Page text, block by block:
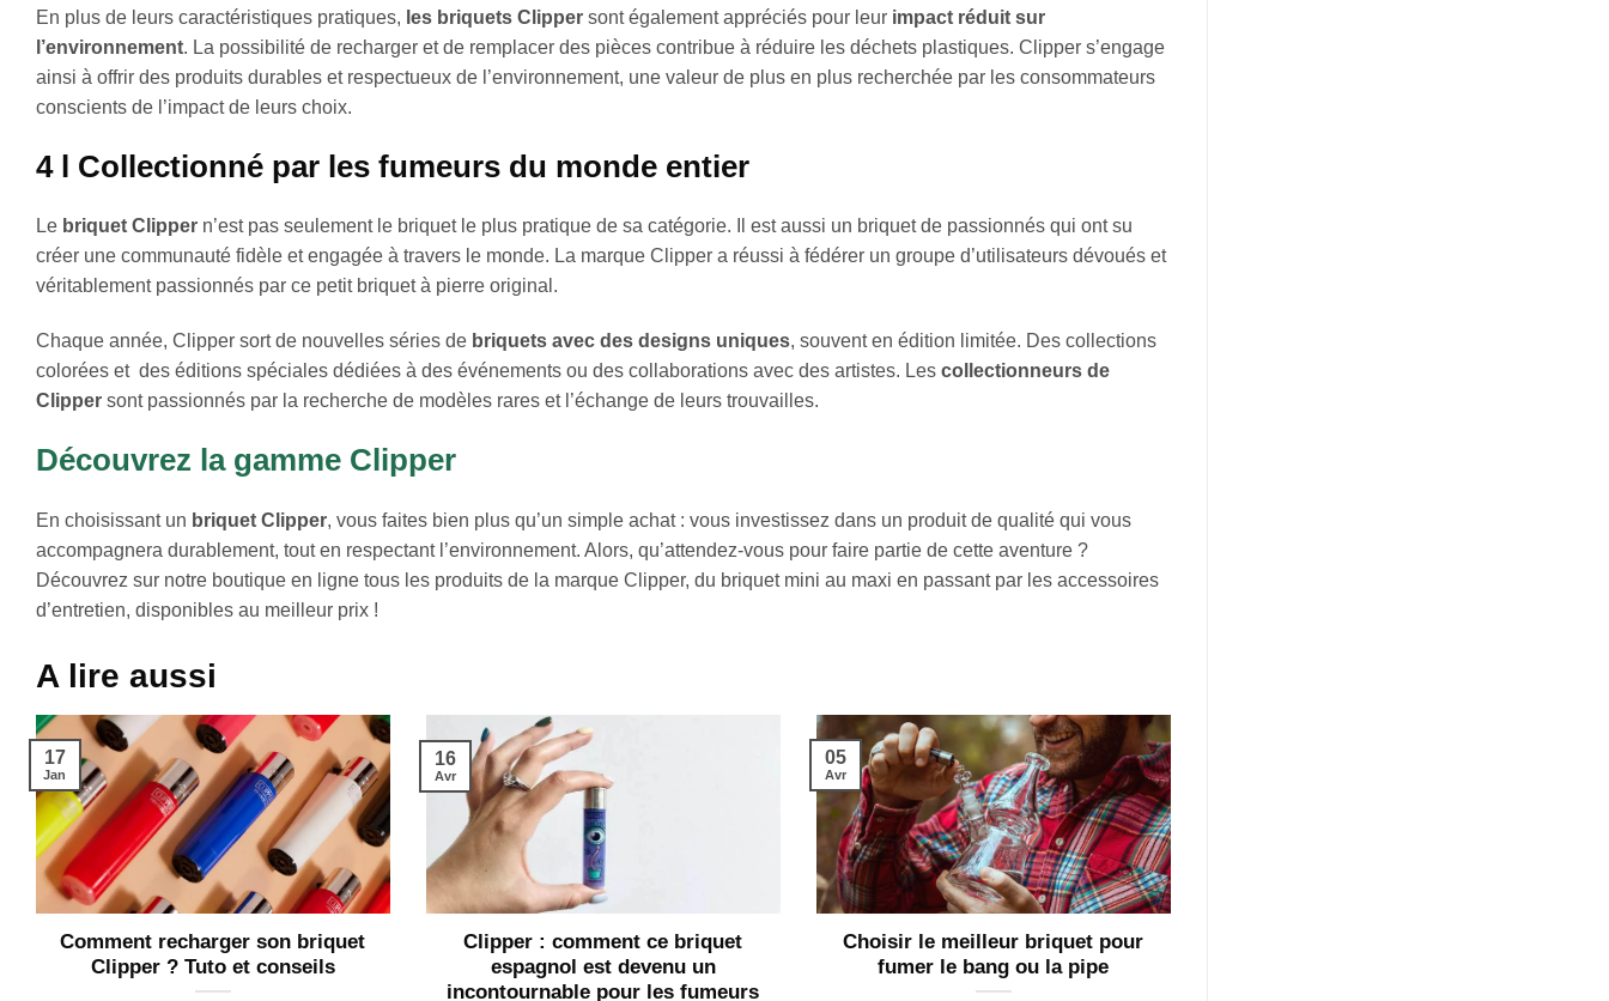
En plus de leurs caractéristiques pratiques, les briquets Clipper sont également appréciés pour leur impact réduit sur
l’environnement. La possibilité de recharger et de remplacer des pièces contribue à réduire les déchets plastiques. Clipper s’engage
ainsi à offrir des produits durables et respectueux de l’environnement, une valeur de plus en plus recherchée par les consommateurs
conscients de l’impact de leurs choix.
4 l Collectionné par les fumeurs du monde entier
Le briquet Clipper n’est pas seulement le briquet le plus pratique de sa catégorie. Il est aussi un briquet de passionnés qui ont su
créer une communauté fidèle et engagée à travers le monde. La marque Clipper a réussi à fédérer un groupe d’utilisateurs dévoués et
véritablement passionnés par ce petit briquet à pierre original.
Chaque année, Clipper sort de nouvelles séries de briquets avec des designs uniques, souvent en édition limitée. Des collections
colorées et des éditions spéciales dédiées à des événements ou des collaborations avec des artistes. Les collectionneurs de
Clipper sont passionnés par la recherche de modèles rares et l’échange de leurs trouvailles.
Découvrez la gamme Clipper
En choisissant un briquet Clipper, vous faites bien plus qu’un simple achat : vous investissez dans un produit de qualité qui vous
accompagnera durablement, tout en respectant l’environnement. Alors, qu’attendez-vous pour faire partie de cette aventure ?
Découvrez sur notre boutique en ligne tous les produits de la marque Clipper, du briquet mini au maxi en passant par les accessoires
d’entretien, disponibles au meilleur prix !
A lire aussi
Comment recharger son briquet
Clipper ? Tuto et conseils
17
Jan
Clipper : comment ce briquet
espagnol est devenu un
incontournable pour les fumeurs
16
Avr
Choisir le meilleur briquet pour
fumer le bang ou la pipe
05
Avr